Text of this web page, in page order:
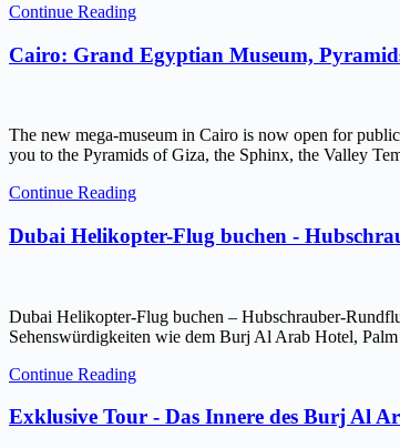
Continue Reading
Cairo: Grand Egyptian Museum,
The new mega-museum in Cairo is now open for
you to the Pyramids of Giza, the Sphinx, the Valley
Continue Reading
Dubai Helikopter-Flug buchen -
Dubai Helikopter-Flug buchen – Hubschrauber-
Sehenswürdigkeiten wie dem Burj Al Arab Hotel,
Continue Reading
Exklusive Tour - Das Innere des Burj Al